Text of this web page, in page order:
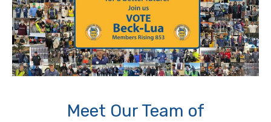
Meet Our Team of